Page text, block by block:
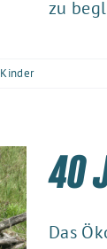
zu
Kinder
40
Das